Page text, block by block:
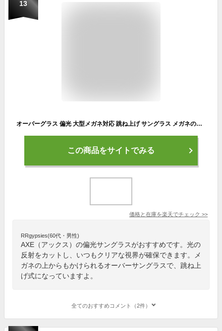
13
オーバーグラス 偏光 大型メガネ対応 跳ね上げ サングラス メガネの上から オーバーサングラス メンズ レディース UV 紫外線カット アックス 偏光サングラス
この商品をサイトでみる
価格と在庫を楽天でチェック >>
RRgypsies(60代・男性)
AXE（アックス）の偏光サングラスがおすすめです。光の
反射をカットし、いつもクリアな視界が確保できます。メ
ガネの上からもかけられるオーバーサングラスで、跳ね上
げ式になっていますよ。
全てのおすすめコメント（2件）